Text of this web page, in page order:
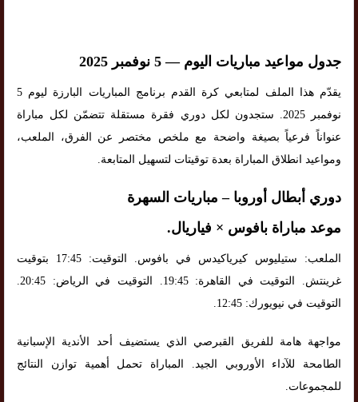
جدول مواعيد مباريات اليوم — 5 نوفمبر 2025
يقدّم هذا الملف لمتابعي كرة القدم برنامج المباريات البارزة ليوم 5
نوفمبر 2025. ستجدون لكل دوري فقرة مستقلة تتضمّن لكل مباراة
عنواناً فرعياً بصيغة واضحة مع ملخص مختصر عن الفرق، الملعب،
ومواعيد انطلاق المباراة بعدة توقيتات لتسهيل المتابعة.
دوري أبطال أوروبا – مباريات السهرة
موعد مباراة بافوس × فياريال.
الملعب: ستيليوس كيرياكيدس في بافوس. التوقيت: 17:45 بتوقيت
غرينتش. التوقيت في القاهرة: 19:45. التوقيت في الرياض: 20:45.
التوقيت في نيويورك: 12:45.
مواجهة هامة للفريق القبرصي الذي يستضيف أحد الأندية الإسبانية
الطامحة للآداء الأوروبي الجيد. المباراة تحمل أهمية توازن النتائج
للمجموعات.